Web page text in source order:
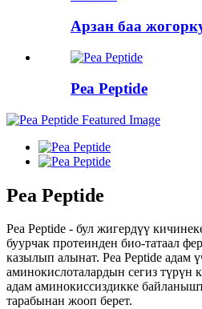
Арзан баа
Pea Peptide
Pea Peptide
Pea Peptide - бул жигердүү
буурчак протеинден био-татаал
казылып алынат. Pea Peptide адам
аминокислоталардын сегиз түрүн
адам аминокиссиздикке
тарабынан жооп берет.